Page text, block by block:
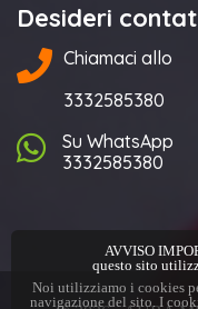
Desideri
Chiamaci allo
3332585380
Su WhatsApp
3332585380
AVVISO
questo sito
Noi utilizziamo i cookies
navigazione del sito. I